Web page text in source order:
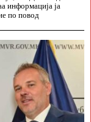
информација ја
по повод